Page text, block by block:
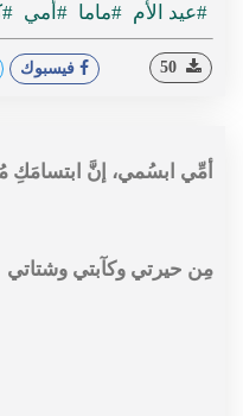
#عيد الأم #ماما #أمي
فيسبوك
أمِّي ابسُمي، إنَّ ابتسامَكِ
‏مِن حيرتي وكآبتي وشتاتي